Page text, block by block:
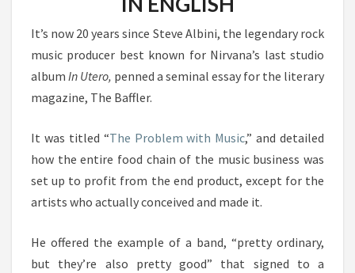
It’s now 20 years since Steve Albini, the legendary rock
music producer best known for Nirvana’s last studio
album In Utero, penned a seminal essay for the literary
magazine, The Baffler.
It was titled “The Problem with Music,” and detailed
how the entire food chain of the music business was
set up to profit from the end product, except for the
artists who actually conceived and made it.
He offered the example of a band, “pretty ordinary,
but they’re also pretty good” that signed to a